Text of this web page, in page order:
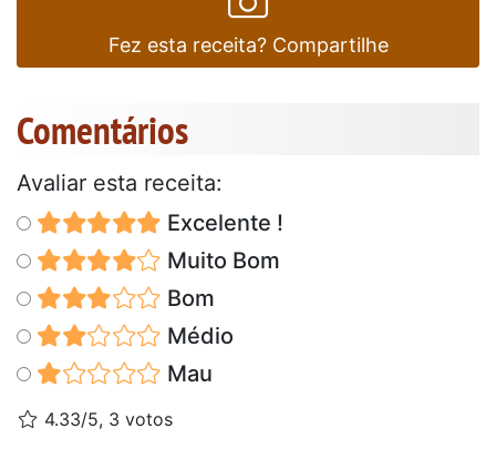
Fez esta receita? Compartilhe
Comentários
Avaliar esta receita:
Excelente !
Muito Bom
Bom
Médio
Mau
4.33/5, 3 votos